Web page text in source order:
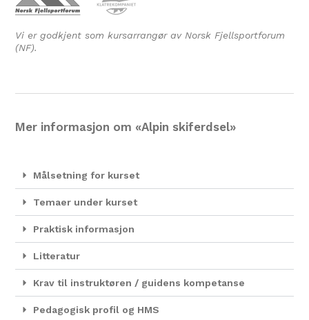
Vi er godkjent som kursarrangør av Norsk Fjellsportforum
(NF).
Mer informasjon om «Alpin skiferdsel»
Målsetning for kurset
Temaer under kurset
Praktisk informasjon
Litteratur
Krav til instruktøren / guidens kompetanse
Pedagogisk profil og HMS